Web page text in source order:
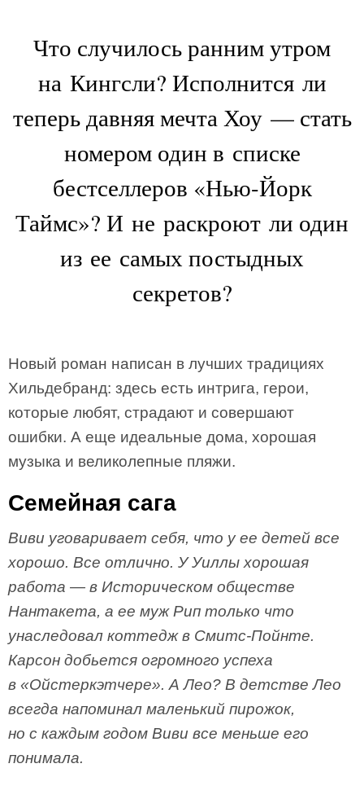
Что случилось ранним утром
на Кингсли? Исполнится ли
теперь давняя мечта Хоу — стать
номером один в списке
бестселлеров «Нью-Йорк
Таймс»? И не раскроют ли один
из ее самых постыдных
секретов?
Новый роман написан в лучших традициях
Хильдебранд: здесь есть интрига, герои,
которые любят, страдают и совершают
ошибки. А еще идеальные дома, хорошая
музыка и великолепные пляжи.
Семейная сага
Виви уговаривает себя, что у ее детей все
хорошо. Все отлично. У Уиллы хорошая
работа — в Историческом обществе
Нантакета, а ее муж Рип только что
унаследовал коттедж в Смитс-Пойнте.
Карсон добьется огромного успеха
в «Ойстеркэтчере». А Лео? В детстве Лео
всегда напоминал маленький пирожок,
но с каждым годом Виви все меньше его
понимала.